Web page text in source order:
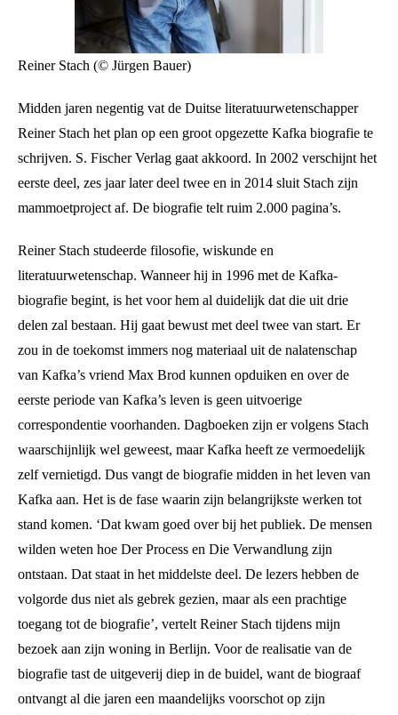
Reiner Stach (© Jürgen Bauer)
Midden jaren negentig vat de Duitse literatuurwetenschapper
Reiner Stach het plan op een groot opgezette Kafka biografie te
schrijven. S. Fischer Verlag gaat akkoord. In 2002 verschijnt het
eerste deel, zes jaar later deel twee en in 2014 sluit Stach zijn
mammoetproject af. De biografie telt ruim 2.000 pagina’s.
Reiner Stach studeerde filosofie, wiskunde en
literatuurwetenschap. Wanneer hij in 1996 met de Kafka-
biografie begint, is het voor hem al duidelijk dat die uit drie
delen zal bestaan. Hij gaat bewust met deel twee van start. Er
zou in de toekomst immers nog materiaal uit de nalatenschap
van Kafka’s vriend Max Brod kunnen opduiken en over de
eerste periode van Kafka’s leven is geen uitvoerige
correspondentie voorhanden. Dagboeken zijn er volgens Stach
waarschijnlijk wel geweest, maar Kafka heeft ze vermoedelijk
zelf vernietigd. Dus vangt de biografie midden in het leven van
Kafka aan. Het is de fase waarin zijn belangrijkste werken tot
stand komen. ‘Dat kwam goed over bij het publiek. De mensen
wilden weten hoe Der Process en Die Verwandlung zijn
ontstaan. Dat staat in het middelste deel. De lezers hebben de
volgorde dus niet als gebrek gezien, maar als een prachtige
toegang tot de biografie’, vertelt Reiner Stach tijdens mijn
bezoek aan zijn woning in Berlijn. Voor de realisatie van de
biografie tast de uitgeverij diep in de buidel, want de biograaf
ontvangt al die jaren een maandelijks voorschot op zijn